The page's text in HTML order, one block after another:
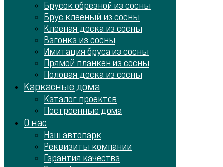
Брусок обрезной из сосны
Брус клееный из сосны
Клееная доска из сосны
Вагонка из сосны
Имитация бруса из сосны
Прямой планкен из сосны
Половая доска из сосны
Каркасные дома
Каталог проектов
Построенные дома
О нас
Наш автопарк
Реквизиты компании
Гарантия качества